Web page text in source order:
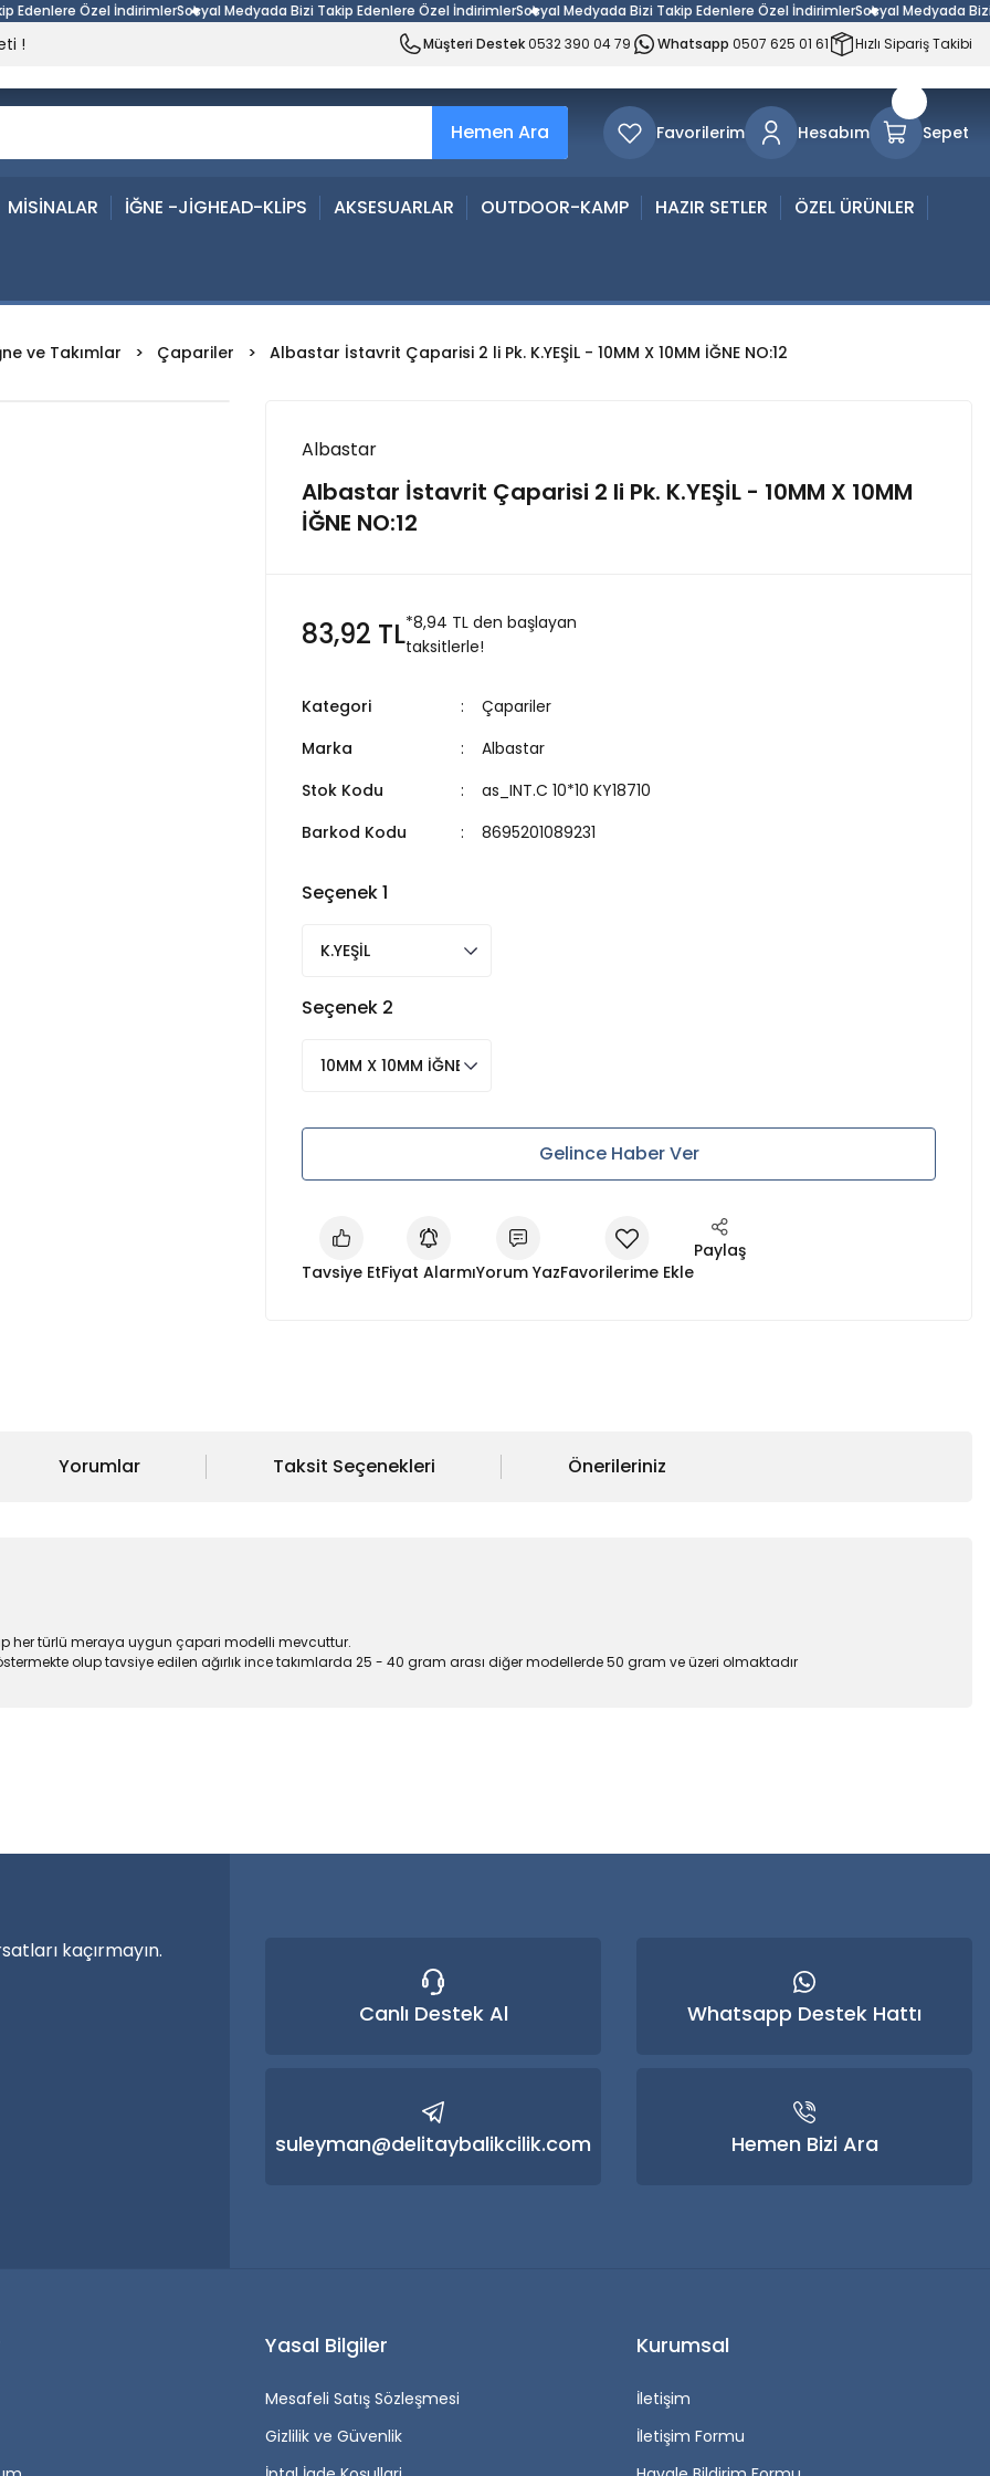
Özel İndirimlerSosyal Medyada Bizi Takip Edenlere Özel İndirimlerSosyal Medyada Bizi Takip Edenlere Özel İndirimlerSosyal Medyada Bizi Takip
! Müşteri Destek0532 390 04 79 Whatsapp 0507 625 01 61 Hızlı Sipariş Takibi
Hemen Ara Favorilerim Hesabım Sepet
MİSİNALAR İĞNE -JİGHEAD-KLİPS AKSESUARLAR OUTDOOR-KAMP HAZIR SETLER ÖZEL ÜRÜNLER
ve Takımlar Çapariler Albastar İstavrit Çaparisi 2 li Pk. K.YEŞİL - 10MM X 10MM İĞNE NO:12
Albastar
Albastar İstavrit Çaparisi 2 li Pk. K.YEŞİL - 10MM X 10MM
İĞNE NO:12
83,92 TL*8,94 TL den başlayan
taksitlerle!
Kategori
Çapariler
Marka
Albastar
Stok Kodu
as_INT.C 10*10 KY18710
Barkod Kodu
8695201089231
Seçenek 1
Seçenek 2
Gelince Haber Ver
Tavsiye EtFiyat AlarmıYorum Yaz
Paylaş
Yorumlar Taksit Seçenekleri Önerileriniz
her türlü meraya uygun çapari modelli mevcuttur.
olup tavsiye edilen ağırlık ince takımlarda 25 - 40 gram arası diğer modellerde 50 gram ve üzeri olmaktadır
Yorum Yaz
kaçırmayın.
Canlı Destek Al Whatsapp Destek Hattı
suleyman@delitaybalikcilik.com Hemen Bizi Ara
Yasal Bilgiler
Mesafeli Satış Sözleşmesi
Gizlilik ve Güvenlik
Kurumsal
İletişim
İletişim Formu